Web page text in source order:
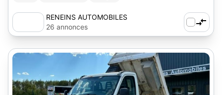
RENEINS AUTOMOBILES
26 annonces